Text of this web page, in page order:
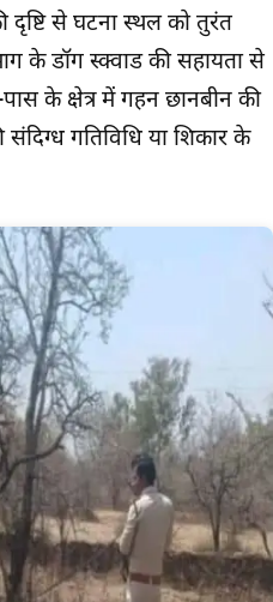
से घटना स्थल को तुरंत
के डॉग स्क्वाड की सहायता से
के क्षेत्र में गहन छानबीन की
संदिग्ध गतिविधि या शिकार के